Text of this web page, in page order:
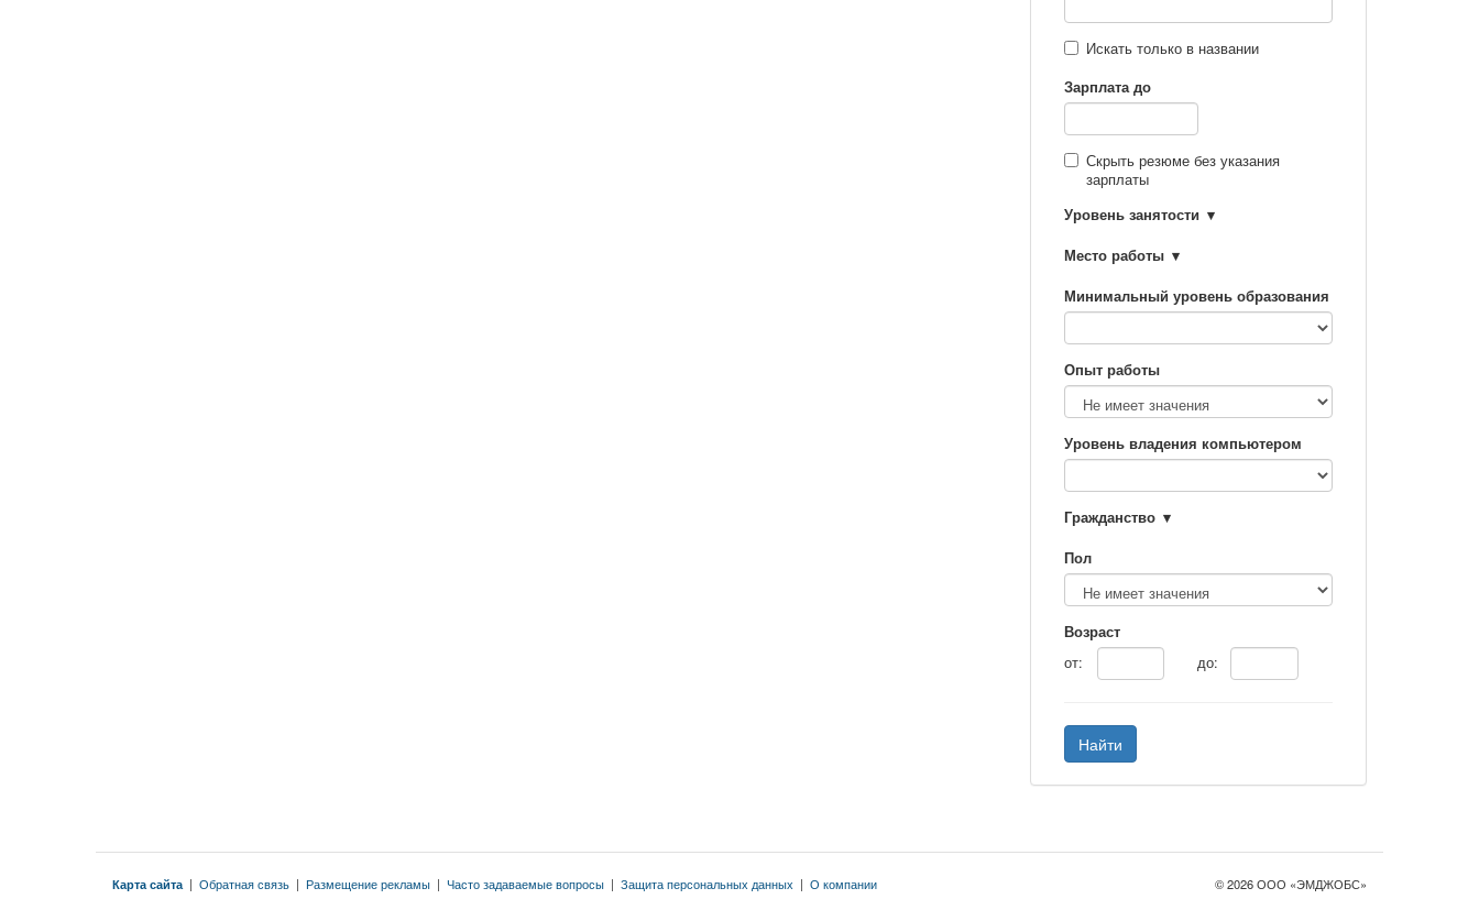
Искать только в названии
Зарплата до
Скрыть резюме без указания
зарплаты
Уровень занятости
Место работы
Минимальный уровень образования
Опыт работы
Уровень владения компьютером
Гражданство
Пол
Возраст
от:
до:
Найти
Карта сайта | Обратная связь | Размещение рекламы | Часто задаваемые вопросы | Защита персональных данных | О компании © 2026 ООО «ЭМДЖОБС»